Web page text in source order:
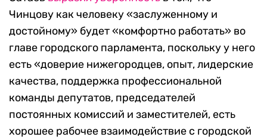
Чинцову как человеку «заслуженному и
достойному» будет «комфортно работать» во
главе городского парламента, поскольку у него
есть «доверие нижегородцев, опыт, лидерские
качества, поддержка профессиональной
команды депутатов, председателей
постоянных комиссий и заместителей, есть
хорошее рабочее взаимодействие с городской